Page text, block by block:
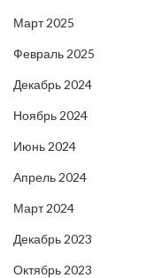
Март 2025
Февраль 2025
Декабрь 2024
Ноябрь 2024
Июнь 2024
Апрель 2024
Март 2024
Декабрь 2023
Октябрь 2023